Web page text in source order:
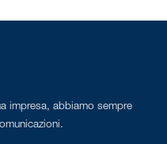
impresa, abbiamo sempre